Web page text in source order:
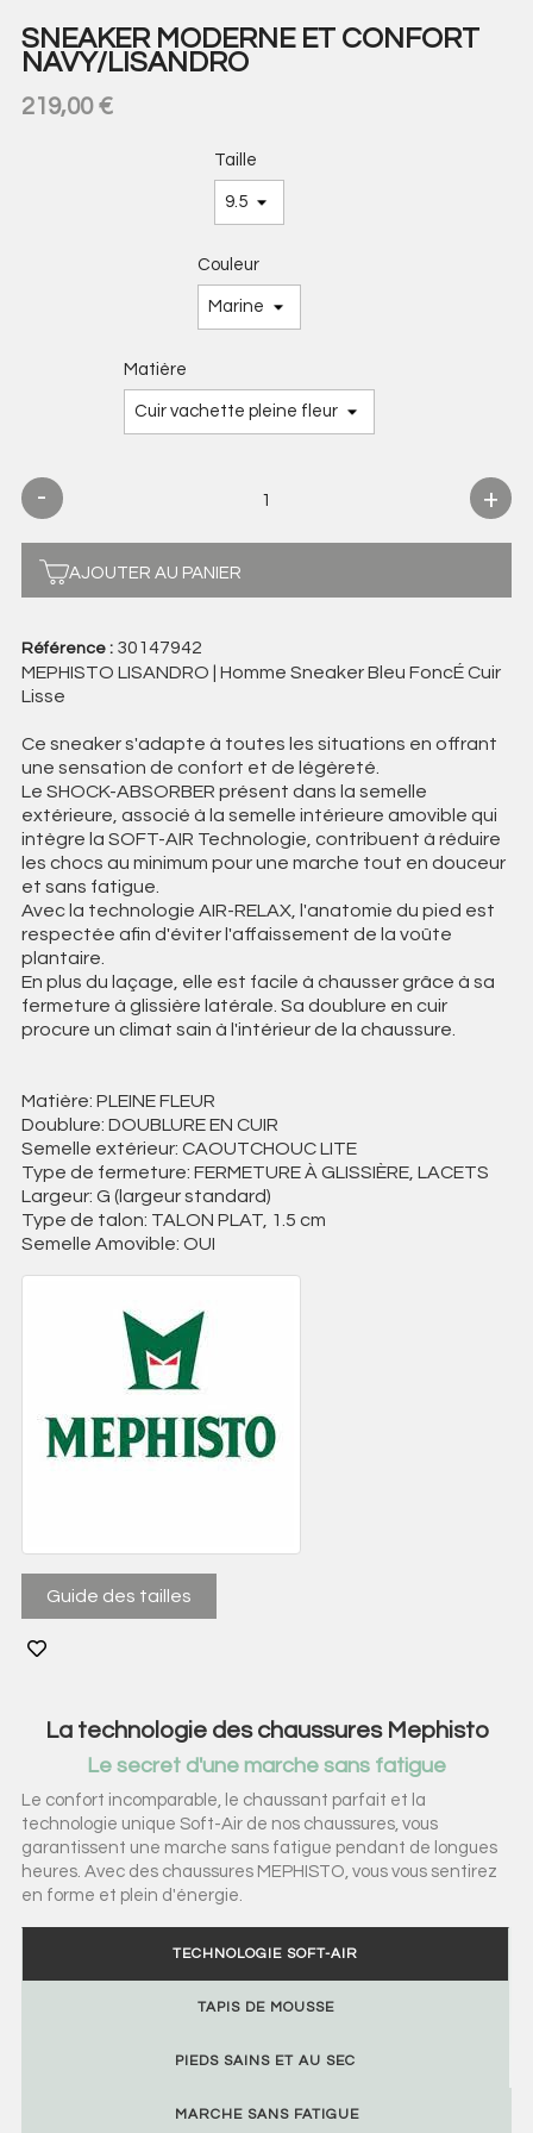
La technologie des chaussures Mephisto
Le secret d'une marche sans fatigue
Le confort incomparable, le chaussant parfait et la
technologie unique Soft-Air de nos chaussures, vous
garantissent une marche sans fatigue pendant de longues
heures. Avec des chaussures MEPHISTO, vous vous sentirez
en forme et plein d'énergie.
TECHNOLOGIE SOFT-AIR
TAPIS DE MOUSSE
PIEDS SAINS ET AU SEC
MARCHE SANS FATIGUE
SNEAKER MODERNE ET CONFORT
NAVY/LISANDRO
219,00 €
Taille
Couleur
Matière
AJOUTER AU PANIER
Référence : 30147942
MEPHISTO LISANDRO | Homme Sneaker Bleu FoncÉ Cuir
Lisse
Ce sneaker s'adapte à toutes les situations en offrant
une sensation de confort et de légèreté.
Le SHOCK-ABSORBER présent dans la semelle
extérieure, associé à la semelle intérieure amovible qui
intègre la SOFT-AIR Technologie, contribuent à réduire
les chocs au minimum pour une marche tout en douceur
et sans fatigue.
Avec la technologie AIR-RELAX, l'anatomie du pied est
respectée afin d'éviter l'affaissement de la voûte
plantaire.
En plus du laçage, elle est facile à chausser grâce à sa
fermeture à glissière latérale. Sa doublure en cuir
procure un climat sain à l'intérieur de la chaussure.
Matière: PLEINE FLEUR
Doublure: DOUBLURE EN CUIR
Semelle extérieur: CAOUTCHOUC LITE
Type de fermeture: FERMETURE À GLISSIÈRE, LACETS
Largeur: G (largeur standard)
Type de talon: TALON PLAT, 1.5 cm
Semelle Amovible: OUI
Guide des tailles